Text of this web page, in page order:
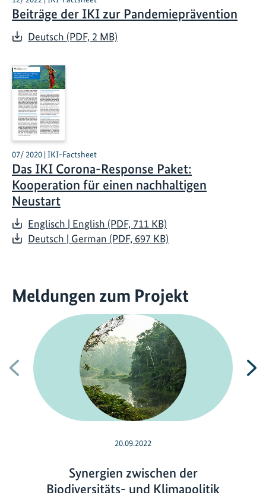
Beiträge der IKI zur Pandemieprävention
Deutsch (PDF, 2 MB)
07/ 2020 | IKI-Factsheet
Das IKI Corona-Response Paket:
Kooperation für einen nachhaltigen
Neustart
Englisch | English (PDF, 711 KB)
Deutsch | German (PDF, 697 KB)
Meldungen zum Projekt
Vorherige
20.09.2022
Synergien zwischen der
Biodiversitäts- und Klimapolitik